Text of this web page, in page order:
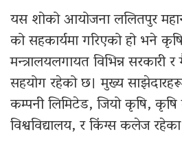
यस शोको आयोजना ललितपुर
को सहकार्यमा गरिएको हो भने
मन्त्रालयलगायत विभिन्न सरकारी
सहयोग रहेको छ। मुख्य
कम्पनी लिमिटेड, जियो कृषि, कृषि
विश्वविद्यालय, र किंग्स कलेज